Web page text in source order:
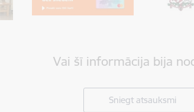
Vai šī informācija bija
Sniegt atsauksmi